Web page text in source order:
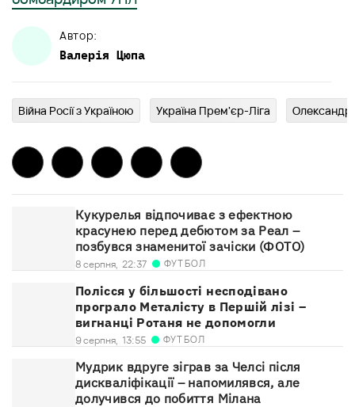
Автор:
Валерія Цюпа
Війна Росії з Україною Україна Прем'єр-Ліга Олександр
Кукурелья відпочиває з ефектною
красунею перед дебютом за Реал –
позбувся знаменитої зачіски (ФОТО)
8 серпня, 22:37 ФУТБОЛ
Полісся у більшості несподівано
програло Металісту в Першій лізі –
вигнанці Ротаня не допомогли
9 серпня, 13:55 ФУТБОЛ
Мудрик вдруге зіграв за Челсі після
дискваліфікації – напомилявся, але
долучився до побиття Мілана